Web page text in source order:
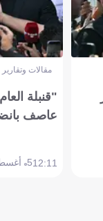
مقالات وتقارير
"قنبلة
عاصف
12:115 أغسطس 2026